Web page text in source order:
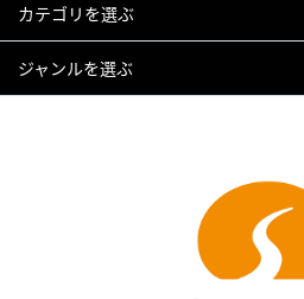
カテゴリを選ぶ
ジャンルを選ぶ